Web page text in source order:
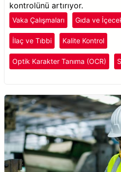
kontrolünü artırıyor.
Vaka Çalışmaları Gıda ve
İlaç ve Tıbbi Kalite Kontrol
Optik Karakter Tanıma (OCR)